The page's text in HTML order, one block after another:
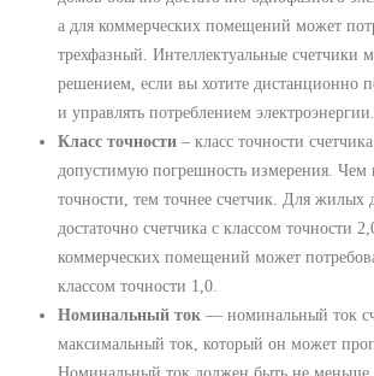
а для коммерческих помещений может
трехфазный. Интеллектуальные счетчики
решением, если вы хотите дистанционно
и управлять потреблением электроэнергии.
Класс точности ‒ класс точности
допустимую погрешность измерения. Чем
точности, тем точнее счетчик. Для жилых
достаточно счетчика с классом точности
коммерческих помещений может
классом точности 1,0.
Номинальный ток ― номинальный ток
максимальный ток, который он может